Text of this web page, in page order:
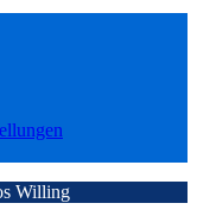
Willing